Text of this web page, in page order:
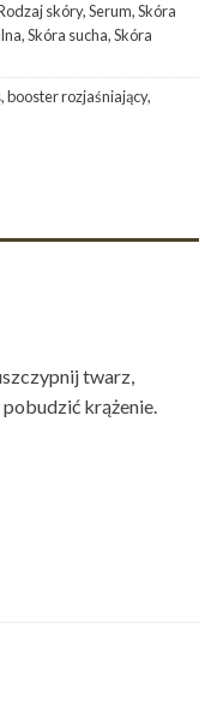
skóry,Serum,Skóra
,Skóra sucha,Skóra
,booster rozjaśniający,
twarz,
krążenie.